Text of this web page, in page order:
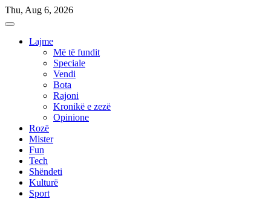
Skip
to
Thu, Aug 6, 2026
Lajme
Më të fundit
Speciale
Vendi
Bota
Rajoni
Kronikë e zezë
Opinione
Rozë
Mister
Fun
Tech
Shëndeti
Kulturë
Sport